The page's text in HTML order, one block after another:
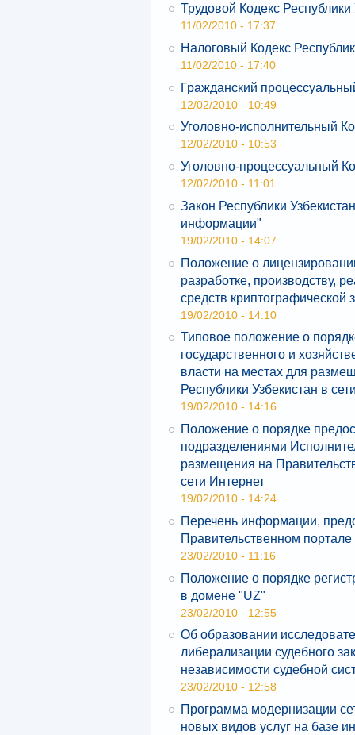
Трудовой Кодекс Республики
11/02/2010 - 17:37
Налоговый Кодекс
11/02/2010 - 17:40
Гражданский
12/02/2010 - 10:49
Уголовно-исполнительный
12/02/2010 - 10:53
Уголовно-процессуальный
12/02/2010 - 11:01
Закон Республики
информации"
19/02/2010 - 14:07
Положение о
разработке, производству,
средств
19/02/2010 - 14:10
Типовое положение о
государственного и
власти на местах для
Республики Узбекистан в
19/02/2010 - 14:16
Положение о порядке
подразделениями
размещения на
сети Интернет
19/02/2010 - 14:24
Перечень информации,
Правительственном портале
23/02/2010 - 11:16
Положение о порядке
в домене "UZ"
23/02/2010 - 12:55
Об образовании
либерализации судебного
независимости судебной
23/02/2010 - 12:58
Программа модернизации
новых видов услуг на базе